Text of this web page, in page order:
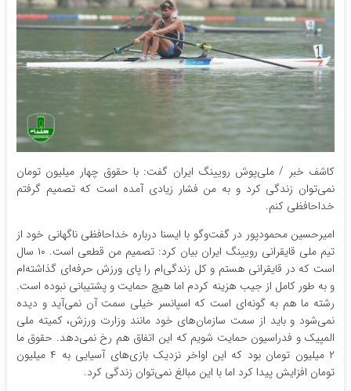
کاشف خبر / ملی‌پوش رویینگ ایران گفت: با حقوق چهار میلیون تومان
نمی‌توان زندگی کرد و به من فشار زیادی آمده است که تصمیم گرفتم
خداحافظی کنم.
امیرحسین محمودپور در گفت‌وگو با ایسنا درباره خداحافظی ناگهانی خود از
تیم ملی قایقرانی رویینگ ایران بیان کرد: تصمیم من قطعی است. ۱۰ سال
است که در قایقرانی هستم و کل زندگی‌ام را پای ورزش حرفه‌ای گذاشته‌ام
و به طور کامل از جیب هزینه کردم اما هیچ حمایت و پشتیبانی نبوده است.
رشته ما هم به گونه‌ای است که اسپانسر خیلی سمت آن نمی‌آید و دیده
نمی‌شود و باید از سمت سازمان‌های خود مانند وزارت ورزش، کمیته ملی
المپیک و فدراسیون حمایت شویم که این اتفاق هم رخ نمی‌دهد. حقوق ما
۲ میلیون تومان بود که این اواخر نزدیک بازی‌های آسیایی به ۴ میلیون
تومان افزایش پیدا کرد اما با این مبالغ نمی‌توان زندگی کرد.